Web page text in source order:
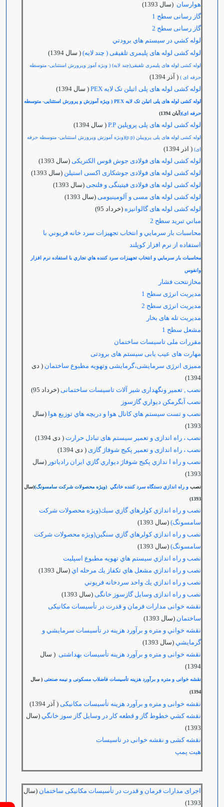
هوارسان (سال 1393)
گاز رسانی سطح 1
گاز رسانی سطح 2
لوله كشي در سيستم هاي برودتي
لوله کشی لوله های پلیمری تلفیقی ( چند لایه) ( سال 1394)
لوله کشی لوله های پلیمری تلفیقی(چند لایه) ( ویژه آموز وپرورش استثنایی- متوسطه
حرفه ای ) ( آذر 1394)
لوله کشی لوله های پلی اتیلن تک لایه PEX
( سال 1394)
لوله کشی لوله های پلی اتیلن تک لایه PEX ( ویژه آموزش و پرورش استثنایی- متوسطه
حرفه ای)( آبان 1394)
لوله کشی لوله های پلی پروپلین P.P ( سال 1394)
لوله کشی لوله های پلی پروپیلن (p.p)(ویژه آموزش وپرورش استثنایی- متوسطه حرفه
ای) ( اذر 1394)
لوله کشی لوله های فولادی جوش قوس الکتریکی (سال 1393)
لوله کشی لوله های فولادی جوشکاری اکسی استیلن (سال 1393)
لوله کشی لوله های فولادی فیتینگی و فلنجی (سال 1393)
لوله کشی لوله های مسی و آلومینیومی (سال 1393)
لوله کشی لوله های گالوانیزه (خرداد 95)
مباني تبرید سطح 2
محاسبات بار سرمايي و انتخاب تجهيزات سرد خانه فريوني با
استفاده از نرم افزار كوپلند
محاسبات بار سرمايي و انتخاب تجهيزات سرد كننده هاي تجاري با استفاده نرم افزار
وانفوس
مخازنتحت فشار
مدیریت انرژی سطح 1
مدیریت انرژی سطح 2
مدیریت تله های بخار
مشعل سطح 1
مقررات ملی تاسیسات ساختمان
مهارت های عیب یابی سیستم های برودتی
ممیزی انرژی سرمایشی،گرمایشی وتهویه مطبوع ساختمان ( دی
1394)
نصب , تعمیر ونگهداری شیر آلات تاسیسات ساختمانی (خرداد 95)
نصب آبگرمكن ديواري گازسوز
نصب و تست سيستم هاي كانال هوا و دريچه هاي توزيع هوا (سال
1393)
نصب ، راه اندازی و تعمیر سیستم های تبادل حرارت ( دی 1394)
نصب ، راه اندازی و تعمیر پکیج شوفاژ گازی ( دی 1394)
نصب و راه ا ندازي پكيج شوفاژ ديواري گازي ايران رادياتور (سال
1393)
نصب و راه اندازي دستگاه سرد كننده خانگي (ويژه محصولات شركت سامسونگ)(سال
1393)
نصب و راه اندازي كولرهاي گازي سبك(ويژه محصولات شركت
سامسونگ) (سال 1393)
نصب و راه اندازي كولرهاي گازي سنگين(ويژه محصولات شركت
سامسونگ) (سال 1393)
نصب و راه اندازي سيستم هاي تهويه مطبوع اسپليت
نصب و راه اندازي مشعل هاي تكفاز يك مرحله اي (سال 1393)
نصب و راه اندازي يك واحد سردخانه فريوني
نصب و راه اندازی وسایل گازسوز خانگی (سال 1393)
نقشه خوانی مدارات فرمان و قدرت در تأسیسات مکانیکی
ساختمان (سال 1393)
نقشه خواني و متره و برآورد هزينه در تأسيسات سرمايشي و
گرمايشي (سال 1393)
نقشه خوانی و متره و برآورد هزینه تأسیسات بهداشتی ( سال
1394)
نقشه خوانی و متره و برآورد هزینه تأسیسات فاضلاب مسکونی و نیمه صنعتی ( سال
1394)
نقشه خوانی و متره و برآورد هزینه تأسیسات مکانیکی ( آذر 1394)
نقشه كشي خطوط گاز و قطعه كار در وسايل گاز سوز خانگي (سال
1393)
نقشه کشی و نقشه خوانی در تاسیسات
هيت پمپ
اجرای مدارات فرمان و قدرت در تأسیسات مکانیکی ساختمان (سال
1393)